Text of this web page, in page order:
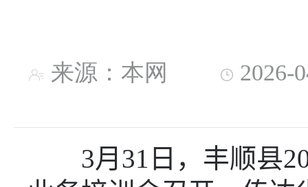
来源：本网
3月 31 日，丰顺县